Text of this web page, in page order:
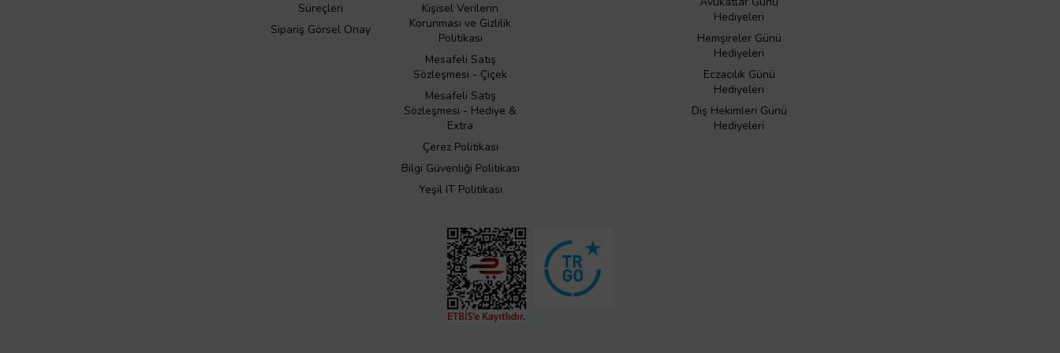
Süreçleri
Sipariş Görsel Onay
Kişisel Verilerin
Korunması ve Gizlilik
Politikası
Mesafeli Satış
Sözleşmesi - Çiçek
Mesafeli Satış
Sözleşmesi - Hediye &
Extra
Çerez Politikası
Bilgi Güvenliği Politikası
Yeşil IT Politikası
Hediyeleri
Hemşireler Günü
Hediyeleri
Eczacılık Günü
Hediyeleri
Diş Hekimleri Günü
Hediyeleri